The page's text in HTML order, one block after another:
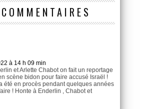
à 14 h 09 min
et Arlette Chabot on fait un reportage
scène bidon pour faire accusé Israël !
été en procès pendant quelques années
! Honte à Enderlin , Chabot et